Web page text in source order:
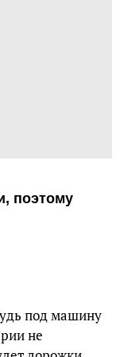
поэтому
под машину
не